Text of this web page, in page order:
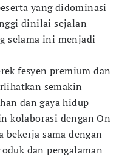
yang didominasi
dinilai sejalan
selama ini menjadi
fesyen premium dan
semakin
dan gaya hidup
kolaborasi dengan On
bekerja sama dengan
dan pengalaman